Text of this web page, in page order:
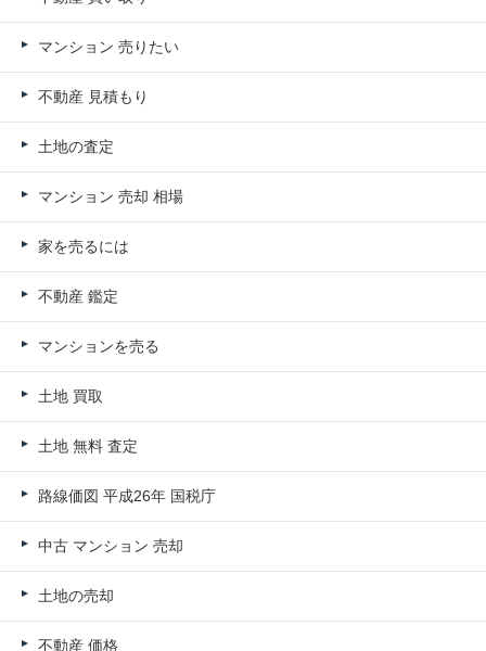
マンション 売りたい
不動産 見積もり
土地の査定
マンション 売却 相場
家を売るには
不動産 鑑定
マンションを売る
土地 買取
土地 無料 査定
路線価図 平成26年 国税庁
中古 マンション 売却
土地の売却
不動産 価格